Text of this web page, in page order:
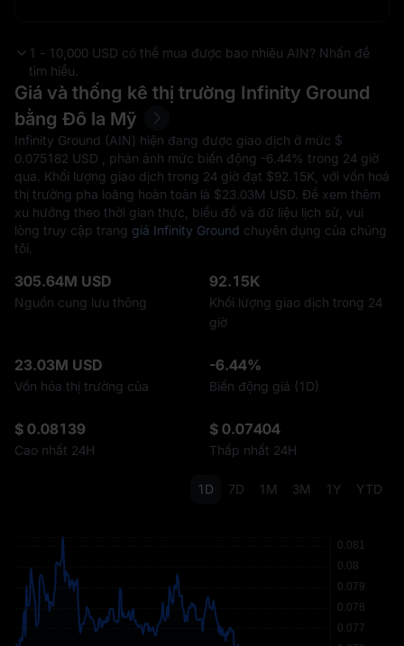
1 - 10,000 USD có thể mua được bao nhiêu AIN? Nhấn để
tìm hiểu.
Giá và thống kê thị trường Infinity Ground
bằng Đô la Mỹ
Infinity Ground (AIN) hiện đang được giao dịch ở mức $‎
0.075182 USD , phản ánh mức biến động -6.44% trong 24 giờ
qua. Khối lượng giao dịch trong 24 giờ đạt $‎92.15K, với vốn hoá
thị trường pha loãng hoàn toàn là $‎23.03M USD. Để xem thêm
xu hướng theo thời gian thực, biểu đồ và dữ liệu lịch sử, vui
lòng truy cập trang giá Infinity Ground chuyên dụng của chúng
tôi.
305.64M USD
Nguồn cung lưu thông
92.15K
Khối lượng giao dịch trong 24
giờ
23.03M USD
Vốn hóa thị trường của
-6.44%
Biến động giá (1D)
$ 0.08139
Cao nhất 24H
$ 0.07404
Thấp nhất 24H
1D 7D 1M 3M 1Y YTD